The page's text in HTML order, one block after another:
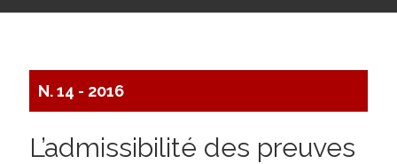
N. 14 - 2016
L’admissibilité des preuves